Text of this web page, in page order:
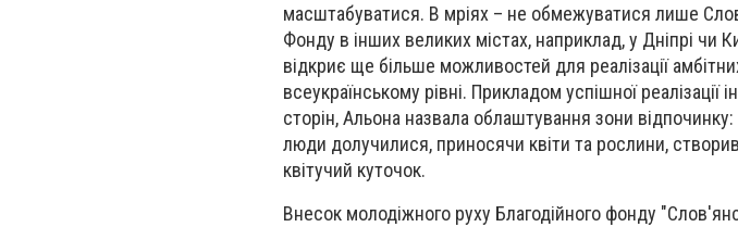
масштабуватися. В мріях – не обмежуватися лише
Фонду в інших великих містах, наприклад, у Дніпрі чи
відкриє ще більше можливостей для реалізації
всеукраїнському рівні. Прикладом успішної реалізації
сторін, Альона назвала облаштування зони
люди долучилися, приносячи квіти та рослини,
квітучий куточок.
Внесок молодіжного руху Благодійного фонду